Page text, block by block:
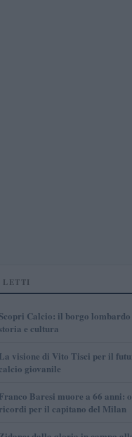
LETTI
Scopri Calcio: il borgo
e cultura
La visione di Vito Tisci per il
giovanile
Franco Baresi muore a 66 anni:
ricordi per il capitano del Milan